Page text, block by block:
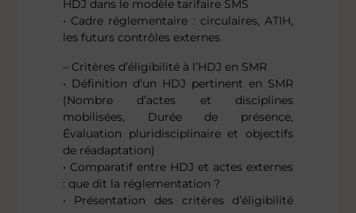
HDJ dans le modèle tarifaire SMS
• Cadre réglementaire : circulaires, ATIH,
les futurs contrôles externes
– Critères d’éligibilité à l’HDJ en SMR
• Définition d’un HDJ pertinent en SMR
(Nombre d’actes et disciplines
mobilisées, Durée de présence,
Évaluation pluridisciplinaire et objectifs
de réadaptation)
• Comparatif entre HDJ et actes externes
: que dit la réglementation ?
• Présentation des critères d’éligibilité